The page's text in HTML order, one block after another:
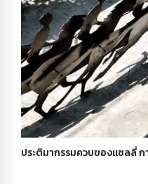
ประติมากรรมควบของแซลลี่ ก